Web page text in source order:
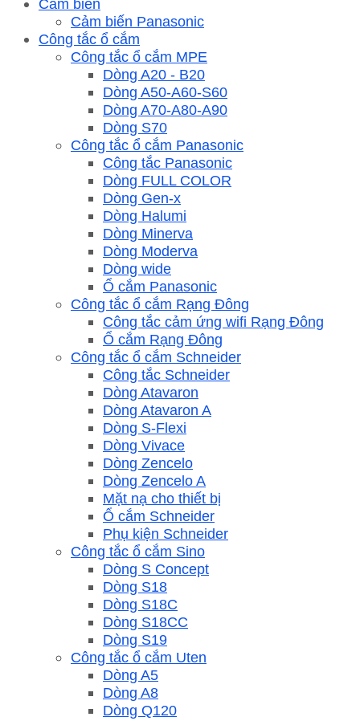
Cảm biến
Cảm biến Panasonic
Công tắc ổ cắm
Công tắc ổ cắm MPE
Dòng A20 - B20
Dòng A50-A60-S60
Dòng A70-A80-A90
Dòng S70
Công tắc ổ cắm Panasonic
Công tắc Panasonic
Dòng FULL COLOR
Dòng Gen-x
Dòng Halumi
Dòng Minerva
Dòng Moderva
Dòng wide
Ổ cắm Panasonic
Công tắc ổ cắm Rạng Đông
Công tắc cảm ứng wifi Rạng Đông
Ổ cắm Rạng Đông
Công tắc ổ cắm Schneider
Công tắc Schneider
Dòng Atavaron
Dòng Atavaron A
Dòng S-Flexi
Dòng Vivace
Dòng Zencelo
Dòng Zencelo A
Mặt nạ cho thiết bị
Ổ cắm Schneider
Phụ kiện Schneider
Công tắc ổ cắm Sino
Dòng S Concept
Dòng S18
Dòng S18C
Dòng S18CC
Dòng S19
Công tắc ổ cắm Uten
Dòng A5
Dòng A8
Dòng Q120